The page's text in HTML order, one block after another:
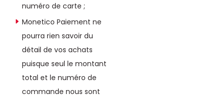
numéro de carte ;
Monetico Paiement ne
pourra rien savoir du
détail de vos achats
puisque seul le montant
total et le numéro de
commande nous sont